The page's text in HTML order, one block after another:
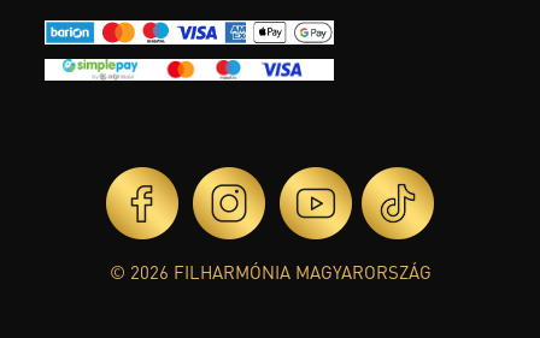
© 2026 FILHARMÓNIA MAGYARORSZÁG